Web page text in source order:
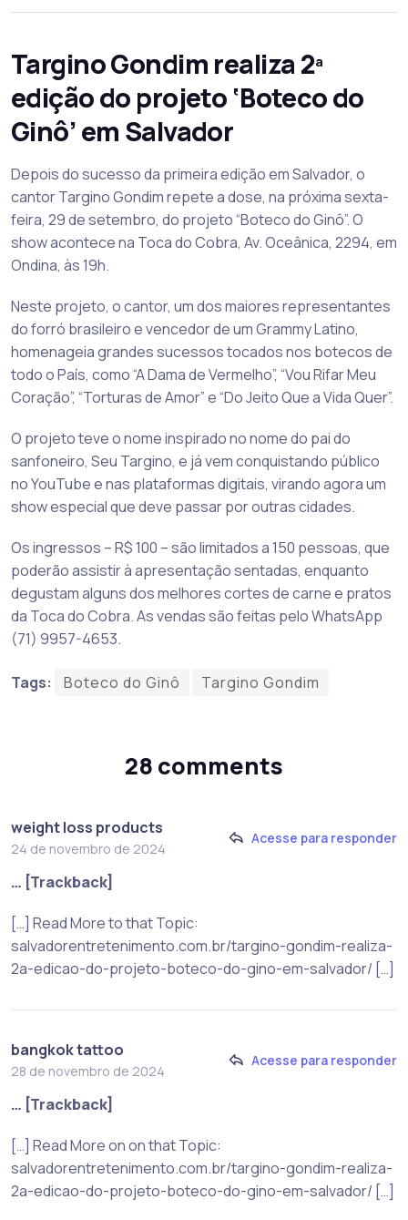
Targino Gondim realiza 2ª
edição do projeto ‘Boteco do
Ginô’ em Salvador
Depois do sucesso da primeira edição em Salvador, o
cantor Targino Gondim repete a dose, na próxima sexta-
feira, 29 de setembro, do projeto “Boteco do Ginô”. O
show acontece na Toca do Cobra, Av. Oceânica, 2294, em
Ondina, às 19h.
Neste projeto, o cantor, um dos maiores representantes
do forró brasileiro e vencedor de um Grammy Latino,
homenageia grandes sucessos tocados nos botecos de
todo o País, como “A Dama de Vermelho”, “Vou Rifar Meu
Coração”, “Torturas de Amor” e “Do Jeito Que a Vida Quer”.
O projeto teve o nome inspirado no nome do pai do
sanfoneiro, Seu Targino, e já vem conquistando público
no YouTube e nas plataformas digitais, virando agora um
show especial que deve passar por outras cidades.
Os ingressos – R$ 100 – são limitados a 150 pessoas, que
poderão assistir à apresentação sentadas, enquanto
degustam alguns dos melhores cortes de carne e pratos
da Toca do Cobra. As vendas são feitas pelo WhatsApp
(71) 9957-4653.
Tags: Boteco do Ginô Targino Gondim
28 comments
weight loss products
24 de novembro de 2024
Acesse para responder
… [Trackback]
[…] Read More to that Topic:
salvadorentretenimento.com.br/targino-gondim-realiza-
2a-edicao-do-projeto-boteco-do-gino-em-salvador/ […]
bangkok tattoo
28 de novembro de 2024
Acesse para responder
… [Trackback]
[…] Read More on on that Topic:
salvadorentretenimento.com.br/targino-gondim-realiza-
2a-edicao-do-projeto-boteco-do-gino-em-salvador/ […]